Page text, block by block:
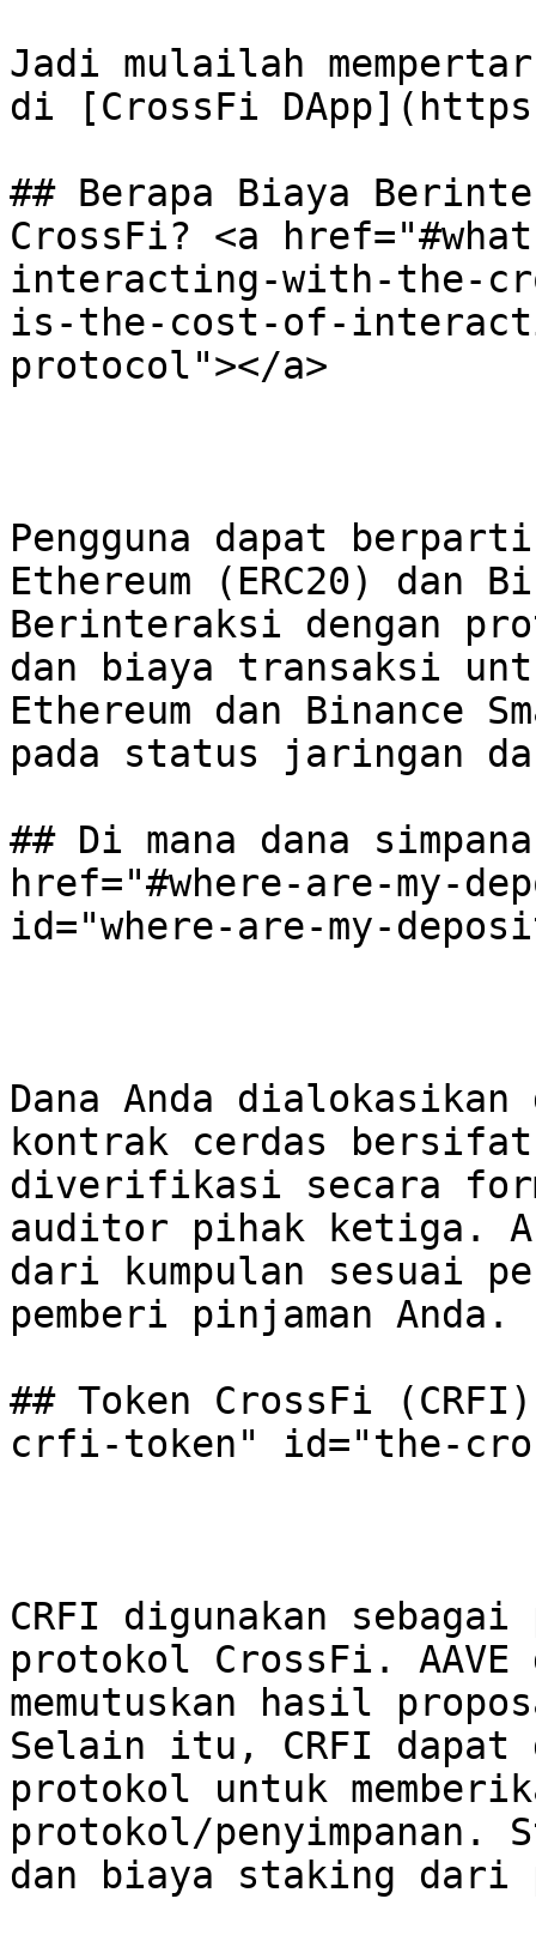
Jadi mulailah
di [CrossFi
## Berapa Biaya
CrossFi? <a
interacting-with-the-
is-the-cost-of-
protocol"></a>
Pengguna dapat
Ethereum (ERC20) dan
Berinteraksi dengan
dan biaya transaksi
Ethereum dan Binance
pada status jaringan
## Di mana dana
href="#where-are-my-
id="where-are-my-
Dana Anda
kontrak cerdas
diverifikasi secara
auditor pihak ketiga.
dari kumpulan sesuai
pemberi pinjaman Anda.‌
## Token CrossFi
crfi-token" id="the-
CRFI digunakan
protokol CrossFi. AAVE
memutuskan hasil
Selain itu, CRFI dapat
protokol untuk
protokol/penyimpanan.